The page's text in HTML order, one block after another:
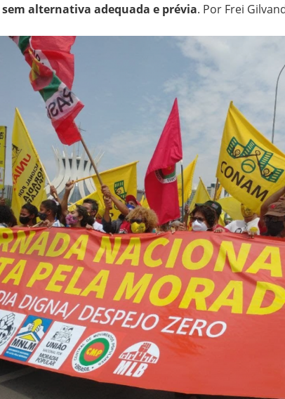
sem alternativa adequada e prévia. Por Frei